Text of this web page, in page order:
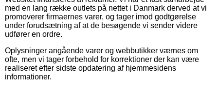
med en lang række outlets på nettet i Danmark derved at vi
promoverer firmaernes varer, og tager imod godtgørelse
under forudsætning af at de besøgende vi sender videre
udfører en ordre.
Oplysninger angående varer og webbutikker værnes om
ofte, men vi tager forbehold for korrektioner der kan være
realiseret efter sidste opdatering af hjemmesidens
informationer.